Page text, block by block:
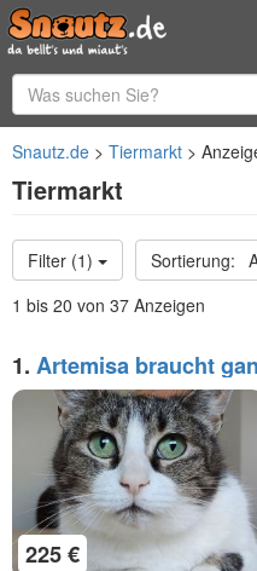
Snautz.de Tiermarkt
Tiermarkt
Filter (1)
1 bis 20 von 37 Anzeigen
1. Artemisa braucht
Pflegeplatz (oder
225 €